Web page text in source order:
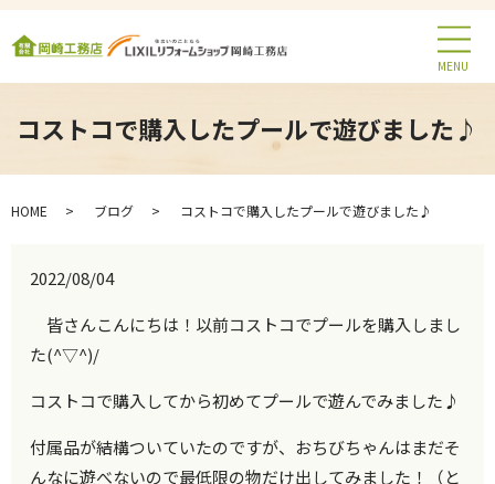
MENU
コストコで購入したプールで遊びました♪
HOME ブログ コストコで購入したプールで遊びました♪
2022/08/04
皆さんこんにちは！以前コストコでプールを購入しまし
た(^▽^)/
コストコで購入してから初めてプールで遊んでみました♪
付属品が結構ついていたのですが、おちびちゃんはまだそ
んなに遊べないので最低限の物だけ出してみました！（と